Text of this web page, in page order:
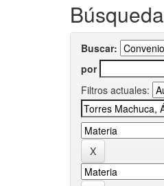
Búsqueda
Buscar:
por
Filtros actuales: